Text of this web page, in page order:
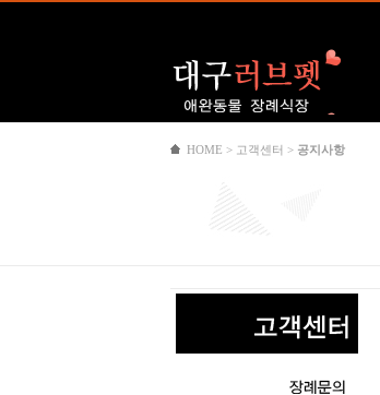
Logo
HOME > 고객센터 > 공지사항